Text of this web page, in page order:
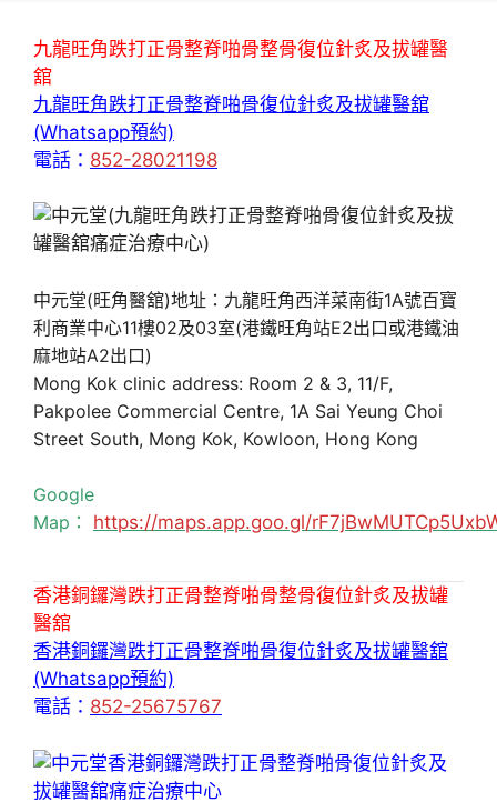
九龍旺角跌打正骨整脊啪骨整骨復位針炙及拔罐醫
舘
九龍旺角跌打正骨整脊啪骨復位針炙及拔罐醫舘
(Whatsapp預約)
電話： 852-28021198
中元堂(旺角醫舘)地址：九龍旺角西洋菜南街1A號百寶
利商業中心11樓02及03室(港鐵旺角站E2出口或港鐵油
麻地站A2出口)
Mong Kok clinic address: Room 2 & 3, 11/F,
Pakpolee Commercial Centre, 1A Sai Yeung Choi
Street South, Mong Kok, Kowloon, Hong Kong
Google
Map： https://maps.app.goo.gl/
香港銅鑼灣跌打正骨整脊啪骨整骨復位針炙及拔罐
醫舘
香港銅鑼灣跌打正骨整脊啪骨復位針炙及拔罐醫舘
(Whatsapp預約)
電話： 852-25675767